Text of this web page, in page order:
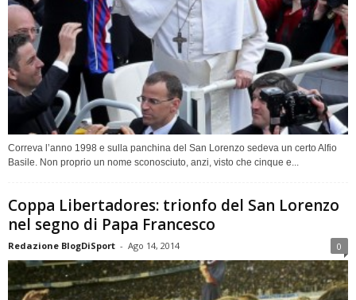
Correva l’anno 1998 e sulla panchina del San Lorenzo sedeva un certo Alfio
Basile. Non proprio un nome sconosciuto, anzi, visto che cinque e...
Coppa Libertadores: trionfo del San Lorenzo
nel segno di Papa Francesco
Redazione BlogDiSport - Ago 14, 2014 0